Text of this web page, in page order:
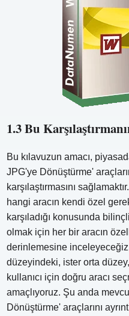
1.3 Bu
Bu kılavuzun amacı,
JPG'ye Dönüştürme'
karşılaştırmasını
hangi aracın kendi özel
karşıladığı konusunda
olmak için her bir aracın
derinlemesine
düzeyindeki, ister orta
kullanıcı için doğru aracı
amaçlıyoruz. Şu anda
Dönüştürme' araçlarını